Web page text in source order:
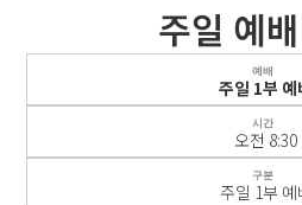
주일 예
예배
주일 1부 예
시간
오전 8:30
구분
주일 1부 예